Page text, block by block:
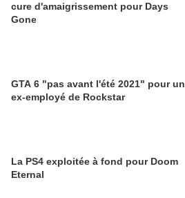
cure d'amaigrissement pour Days
Gone
GTA 6 "pas avant l'été 2021" pour un
ex-employé de Rockstar
La PS4 exploitée à fond pour Doom
Eternal